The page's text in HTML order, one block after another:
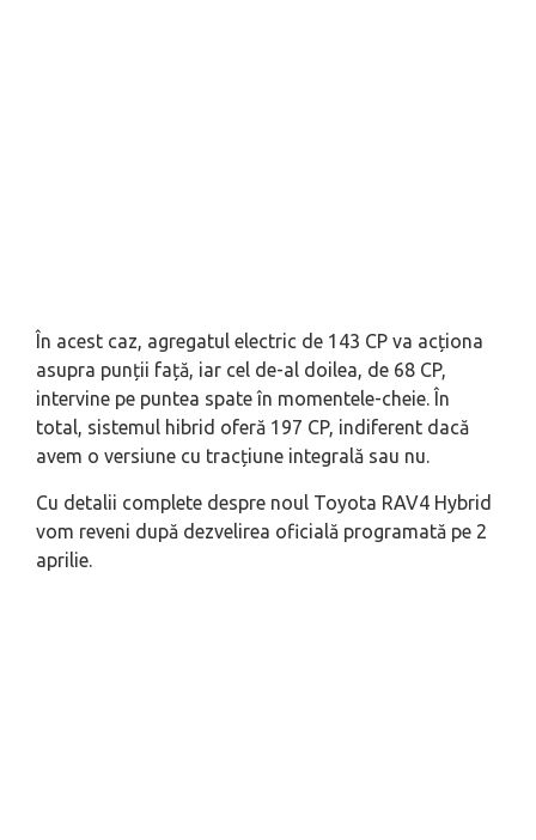
În acest caz, agregatul electric de 143 CP va acționa
asupra punții față, iar cel de-al doilea, de 68 CP,
intervine pe puntea spate în momentele-cheie. În
total, sistemul hibrid oferă 197 CP, indiferent dacă
avem o versiune cu tracțiune integrală sau nu.
Cu detalii complete despre noul Toyota RAV4 Hybrid
vom reveni după dezvelirea oficială programată pe 2
aprilie.